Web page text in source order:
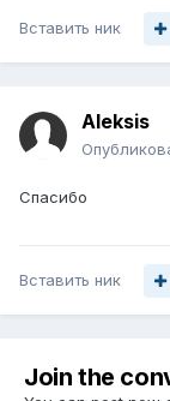
Вставить ник
Aleksis
Cпасибо
Вставить ник
Join the